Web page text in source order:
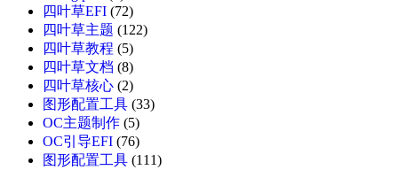
四叶草EFI (72)
四叶草主题 (122)
四叶草教程 (5)
四叶草文档 (8)
四叶草核心 (2)
图形配置工具 (33)
OC主题制作 (5)
OC引导EFI (76)
图形配置工具 (111)